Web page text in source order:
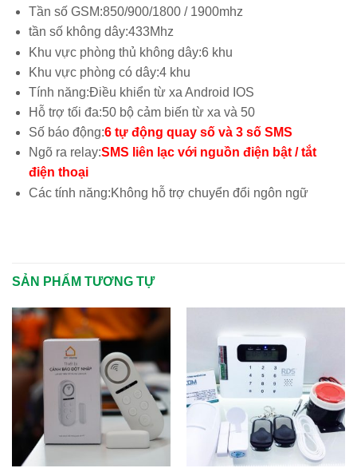
Tần số GSM:850/900/1800 / 1900mhz
tần số không dây:433Mhz
Khu vực phòng thủ không dây:6 khu
Khu vực phòng có dây:4 khu
Tính năng:Điều khiển từ xa Android IOS
Hỗ trợ tối đa:50 bộ cảm biến từ xa và 50
Số báo động:6 tự động quay số và 3 số SMS
Ngõ ra relay:SMS liên lạc với nguồn điện bật / tắt
điện thoại
Các tính năng:Không hỗ trợ chuyển đổi ngôn ngữ
SẢN PHẨM TƯƠNG TỰ